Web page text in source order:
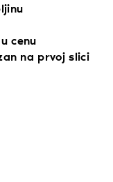
cenu
na prvoj slici